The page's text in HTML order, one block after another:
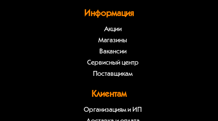
Информация
Акции
Магазины
Вакансии
Сервисный центр
Поставщикам
Клиентам
Организациям и ИП